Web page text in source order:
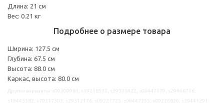
Длина: 21 см
Вес: 0.21 кг
Подробнее о размере товара
Ширина: 127.5 см
Глубина: 67.5 см
Высота: 88.0 см
Каркас, высота: 80.0 см